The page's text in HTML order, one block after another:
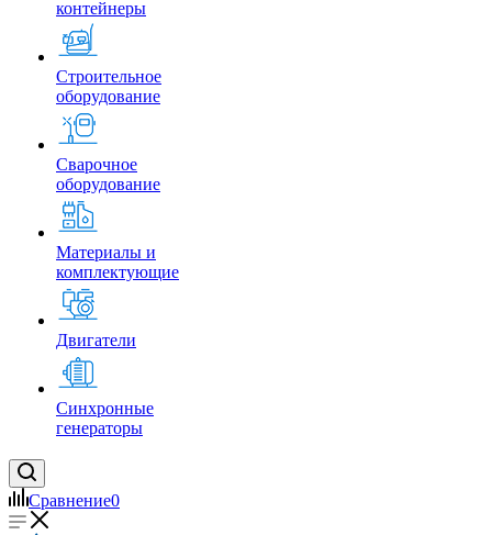
контейнеры
Строительное
оборудование
Сварочное
оборудование
Материалы и
комплектующие
Двигатели
Синхронные
генераторы
Сравнение0